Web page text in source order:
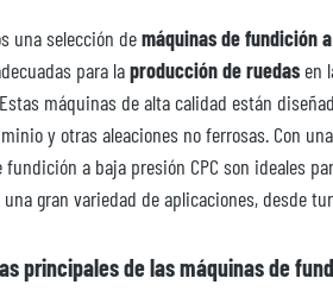
una selección demáquinas de fundición
para laproducción de ruedas en
máquinas de alta calidad están
y otras aleaciones no ferrosas. Con
fundición a baja presión CPC son ideales
gran variedad de aplicaciones, desde
principales de las máquinas de